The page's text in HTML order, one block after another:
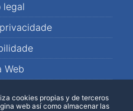
legal
Web
cookies propias y de terceros
web así como almacenar las